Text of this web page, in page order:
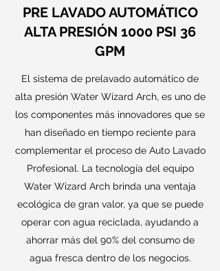
PRE LAVADO AUTOMÁTICO
ALTA PRESIÓN 1000 PSI 36
GPM
El sistema de prelavado automático de
alta presión Water Wizard Arch, es uno de
los componentes más innovadores que se
han diseñado en tiempo reciente para
complementar el proceso de Auto Lavado
Profesional. La tecnología del equipo
Water Wizard Arch brinda una ventaja
ecológica de gran valor, ya que se puede
operar con agua reciclada, ayudando a
ahorrar más del 90% del consumo de
agua fresca dentro de los negocios.